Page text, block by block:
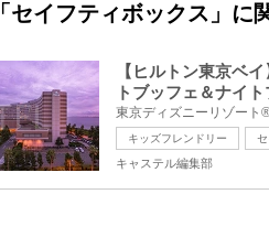
「セイフティボックス」に
【ヒルトン東京ベ
トブッフェ＆ナイ
キッズフレンドリー
キャステル編集部